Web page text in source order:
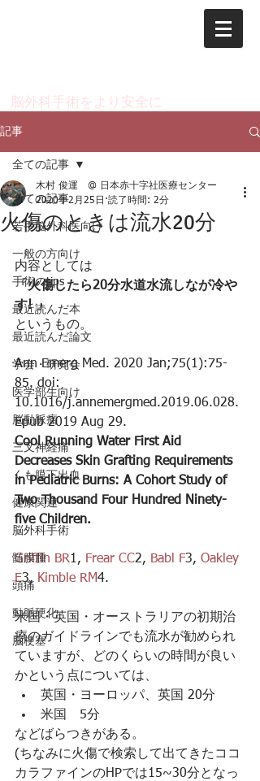
​脳外科手術をより安全に
記事
全ての記事
若手脳外科医向け
一般の方向け
手術のtips
最近読んだ本
最近読んだ論文
学会・研究会
医学部生向け
脳動脈瘤
三叉神経痛
くも膜下出血
健康関連
脳外科手術
髄膜腫
頭痛
動脈硬化
脳梗塞
全ての記事
火傷のときは流水20分
木村 俊運 @ 日本赤十字社医療センター
2020年2月25日 読了時間: 2分
内容としては
「火傷したら20分水道水流しなが冷や
す! 」
というもの。
Ann Emerg Med. 2020 Jan;75(1):75-
85. doi:
10.1016/j.annemergmed.2019.06.028.
Epub 2019 Aug 29.
Cool Running Water First Aid
Decreases Skin Grafting Requirements
in Pediatric Burns: A Cohort Study of
Two Thousand Four Hundred Ninety-
five Children.
Griffin BR1, Frear CC2, Babl F3, Oakley
E3, Kimble RM4.
米国・英国・オーストラリアの初期治
療のガイドラインでも流水が勧められ
ていますが、どのくらいの時間が良い
かという点については、
英国・ヨーロッパ、英国 20分
米国　5分
などばらつきがある。
(ちなみに火傷で検索して出てきたココ
カラファインのHPでは15~30分となっ